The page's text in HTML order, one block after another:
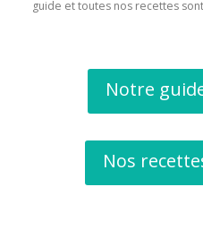
guide et toutes nos recettes
Notre
Nos